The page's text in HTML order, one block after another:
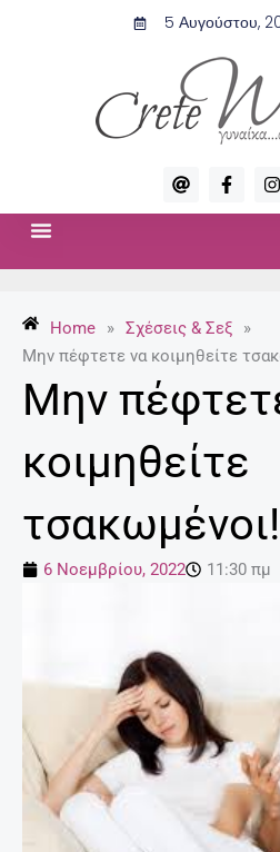
5 Αυγούστου,
A
t
F
a
c
-
f
I
n
s
Home » Σχέσεις & Σεξ
»
Μην πέφτετε να κοιμηθείτε
Μην
κοιμηθείτε
τσακωμένοι!
6 Νοεμβρίου, 2022 11:30 πμ